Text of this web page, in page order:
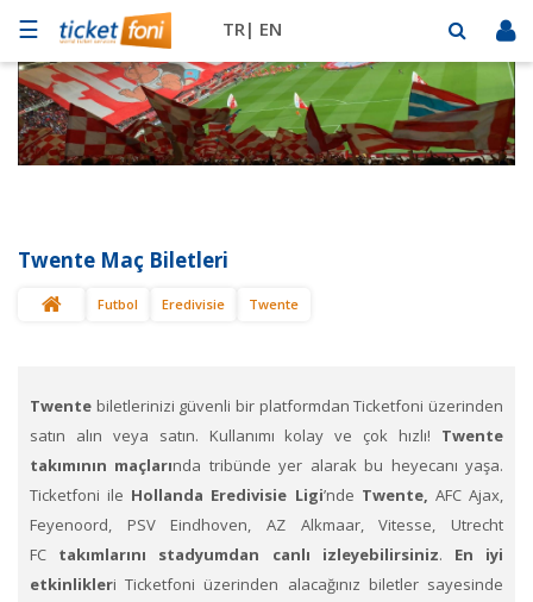
☰ TR| EN
Futbol
Basketbol
Mekanlar
Diğer
SAT
Twente Maç Biletleri
Futbol Eredivisie Twente
Twente biletlerinizi güvenli bir platformdan Ticketfoni üzerinden
satın alın veya satın. Kullanımı kolay ve çok hızlı! Twente
takımının maçlarında tribünde yer alarak bu heyecanı yaşa.
Ticketfoni ile Hollanda Eredivisie Ligi’nde Twente, AFC Ajax,
Feyenoord, PSV Eindhoven, AZ Alkmaar, Vitesse, Utrecht
FC takımlarını stadyumdan canlı izleyebilirsiniz. En iyi
etkinlikleri Ticketfoni üzerinden alacağınız biletler sayesinde